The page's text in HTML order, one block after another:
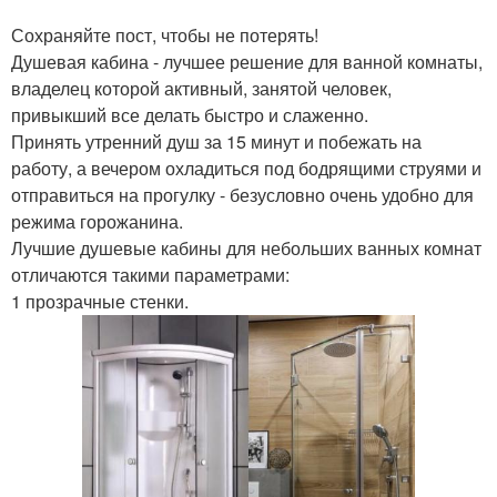
Сохраняйте пост, чтобы не потерять!
Душевая кабина - лучшее решение для ванной комнаты,
владелец которой активный, занятой человек,
привыкший все делать быстро и слаженно.
Принять утренний душ за 15 минут и побежать на
работу, а вечером охладиться под бодрящими струями и
отправиться на прогулку - безусловно очень удобно для
режима горожанина.
Лучшие душевые кабины для небольших ванных комнат
отличаются такими параметрами:
1 прозрачные стенки.